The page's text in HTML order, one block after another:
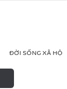
ĐỜI SỐNG XÃ HỘI